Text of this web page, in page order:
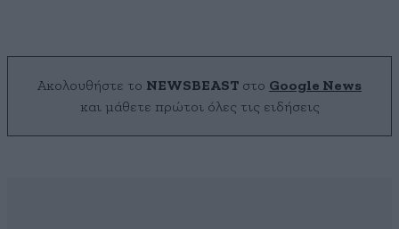
Ακολουθήστε το NEWSBEAST στο Google News
και μάθετε πρώτοι όλες τις ειδήσεις